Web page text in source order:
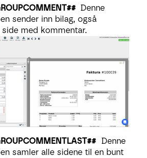
Denne
sender inn bilag, også
med kommentar.
Denne
samler alle sidene til en bunt